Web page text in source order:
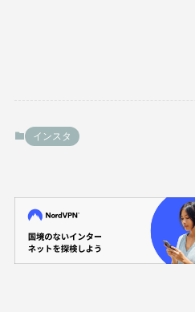
インスタ